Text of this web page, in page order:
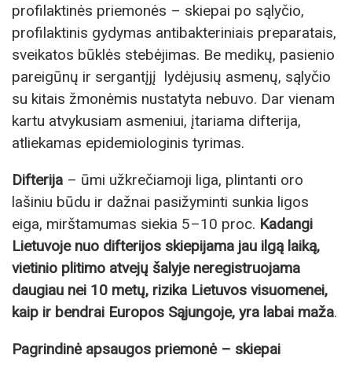
profilaktinės priemonės – skiepai po sąlyčio,
profilaktinis gydymas antibakteriniais preparatais,
sveikatos būklės stebėjimas. Be medikų, pasienio
pareigūnų ir sergantįjį lydėjusių asmenų, sąlyčio
su kitais žmonėmis nustatyta nebuvo. Dar vienam
kartu atvykusiam asmeniui, įtariama difterija,
atliekamas epidemiologinis tyrimas.
Difterija – ūmi užkrečiamoji liga, plintanti oro
lašiniu būdu ir dažnai pasižyminti sunkia ligos
eiga, mirštamumas siekia 5–10 proc. Kadangi
Lietuvoje nuo difterijos skiepijama jau ilgą laiką,
vietinio plitimo atvejų šalyje neregistruojama
daugiau nei 10 metų, rizika Lietuvos visuomenei,
kaip ir bendrai Europos Sąjungoje, yra labai maža.
Pagrindinė apsaugos priemonė – skiepai